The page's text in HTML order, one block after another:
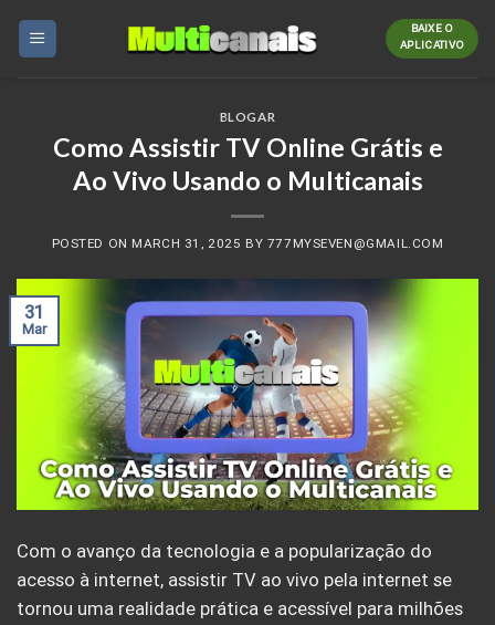
BAIXE O
APLICATIVO
BLOGAR
Como Assistir TV Online Grátis e
Ao Vivo Usando o Multicanais
POSTED ON MARCH 31, 2025 BY 777MYSEVEN@GMAIL.COM
31
Mar
Com o avanço da tecnologia e a popularização do
acesso à internet, assistir TV ao vivo pela internet se
tornou uma realidade prática e acessível para milhões